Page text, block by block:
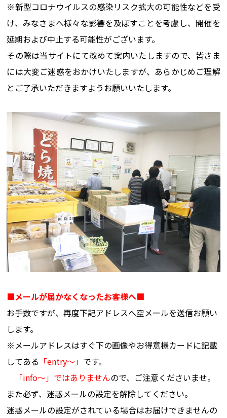
※新型コロナウイルスの感染リスク拡大の可能性などを受
け、みなさまへ様々な影響を及ぼすことを考慮し、開催を
延期および中止する可能性がございます。
その際は当サイトにて改めて案内いたしますので、皆さま
には大変ご迷惑をおかけいたしますが、あらかじめご理解
とご了承いただきますようお願いいたします。
■メールが届かなくなったお客様へ■
お手数ですが、再度下記アドレスへ空メールを送信お願い
します。
※メールアドレスはすぐ下の画像やお得意様カードに記載
してある 「entry～」 です。
「info～」ではありませんので、ご注意くださいませ。
また必ず、迷惑メールの設定を解除してください。
迷惑メールの設定がされている場合はお届けできませんの